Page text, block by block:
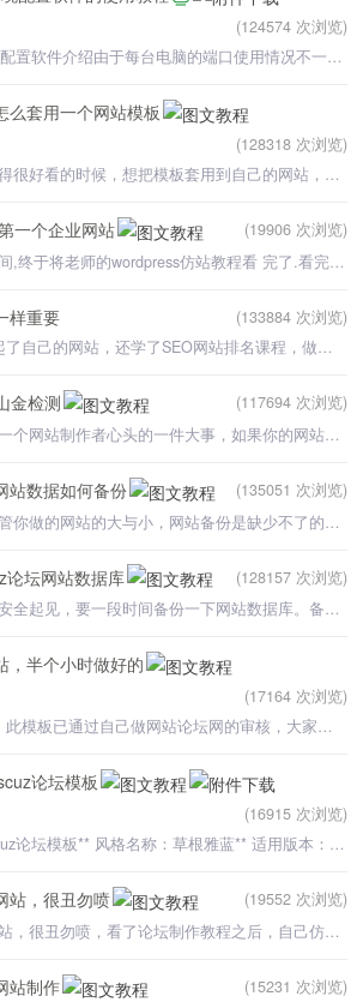
(124574 次浏览)
APMServ5.2.6本地环境配置软件介绍由于每台电脑的端口使用情况不一样,很多学员在用XAMPP环境配置软件配制
么套用一个网站模板
(128318 次浏览)
当找到一个网站模板觉得很好看的时候，想把模板套用到自己的网站，需要怎么操作呢？下面让我们来看一下网站
一个企业网站
(19906 次浏览)
昨晚花了几个小时的时间,终于将老师的wordpress仿站教程看 完了.看完之后,手就好痒,想根据视频课程仿一个自
样重要
(133884 次浏览)
我勤奋学习1个月后建起了自己的网站，还学了SEO网站排名课程，做起了淘*客主要是推广我们常州的 玫瑰阿胶
金检测
(117694 次浏览)
网站安全已渐渐成为每一个网站制作者心头的一件大事，如果你的网站疏于管理，后台被黑客入侵，更改了一些网
站数据如何备份
(135051 次浏览)
不管你做任意网站，不管你做的网站的大与小，网站备份是缺少不了的。网站备份是为了防止网站出现一些意外情
论坛网站数据库
(128157 次浏览)
当网站做好之后，为了安全起见，要一段时间备份一下网站数据库。备案网站数据库的方法很多，可以利用第三方
，半个小时做好的
(17164 次浏览)
感谢VIP学员无私分享，此模板已通过自己做网站论坛网的审核，大家可放心使用。简单的单页站，有什么问
论坛模板
(16915 次浏览)
简单雅蓝主题风格 Discuz论坛模板** 风格名称：草根雅蓝** 适用版本：Discuz!6.0转载请保留此文
站，很丑勿喷
(19552 次浏览)
自己仿的简单的论坛网站，很丑勿喷，看了论坛制作教程之后，自己仿了这样的一个简单的论坛网站，基本上是在
站制作
(15231 次浏览)